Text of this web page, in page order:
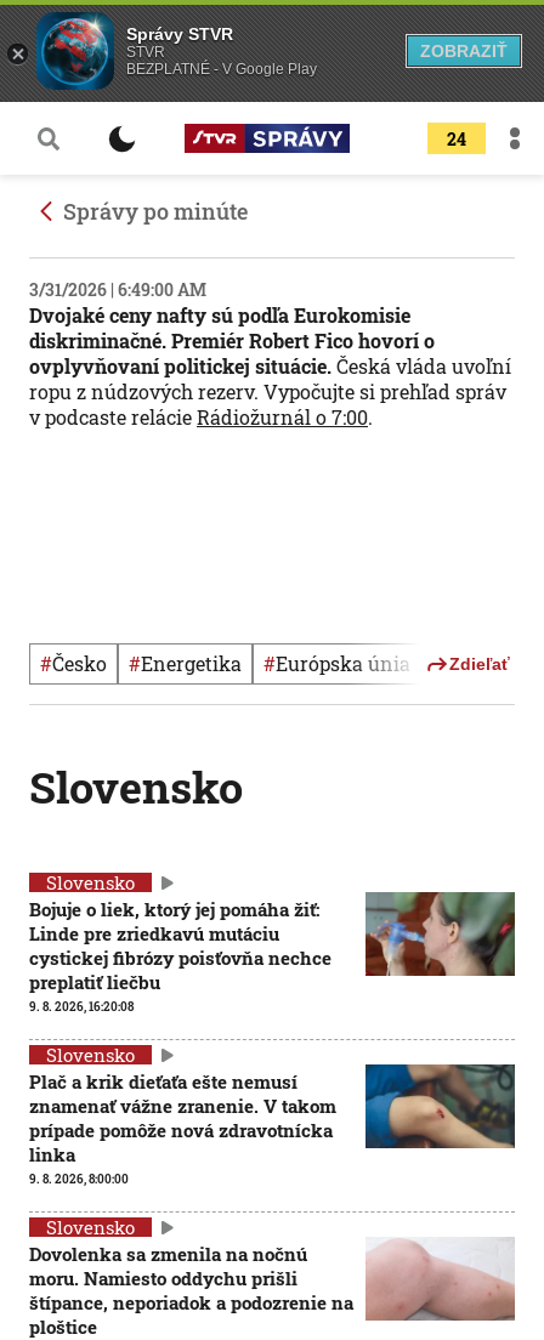
24
Správy po minúte
3/31/2026 | 6:49:00 AM
Dvojaké ceny nafty sú podľa Eurokomisie
diskriminačné. Premiér Robert Fico hovorí o
ovplyvňovaní politickej situácie.Česká vláda uvoľní
ropu z núdzových rezerv. Vypočujte si prehľad správ
v podcaste relácieRádiožurnál o 7:00.
# Česko # Energetika # Európska únia # Politika
Zdieľať
Slovensko
Slovensko
Bojuje o liek, ktorý jej pomáha žiť:
Linde pre zriedkavú mutáciu
cystickej fibrózy poisťovňa nechce
preplatiť liečbu
9. 8. 2026, 16:20:08
Slovensko
Plač a krik dieťaťa ešte nemusí
znamenať vážne zranenie. V takom
prípade pomôže nová zdravotnícka
linka
9. 8. 2026, 8:00:00
Slovensko
Dovolenka sa zmenila na nočnú
moru. Namiesto oddychu prišli
štípance, neporiadok a podozrenie na
ploštice
Správy STVR
STVR
BEZPLATNÉ - V Google Play
ZOBRAZIŤ